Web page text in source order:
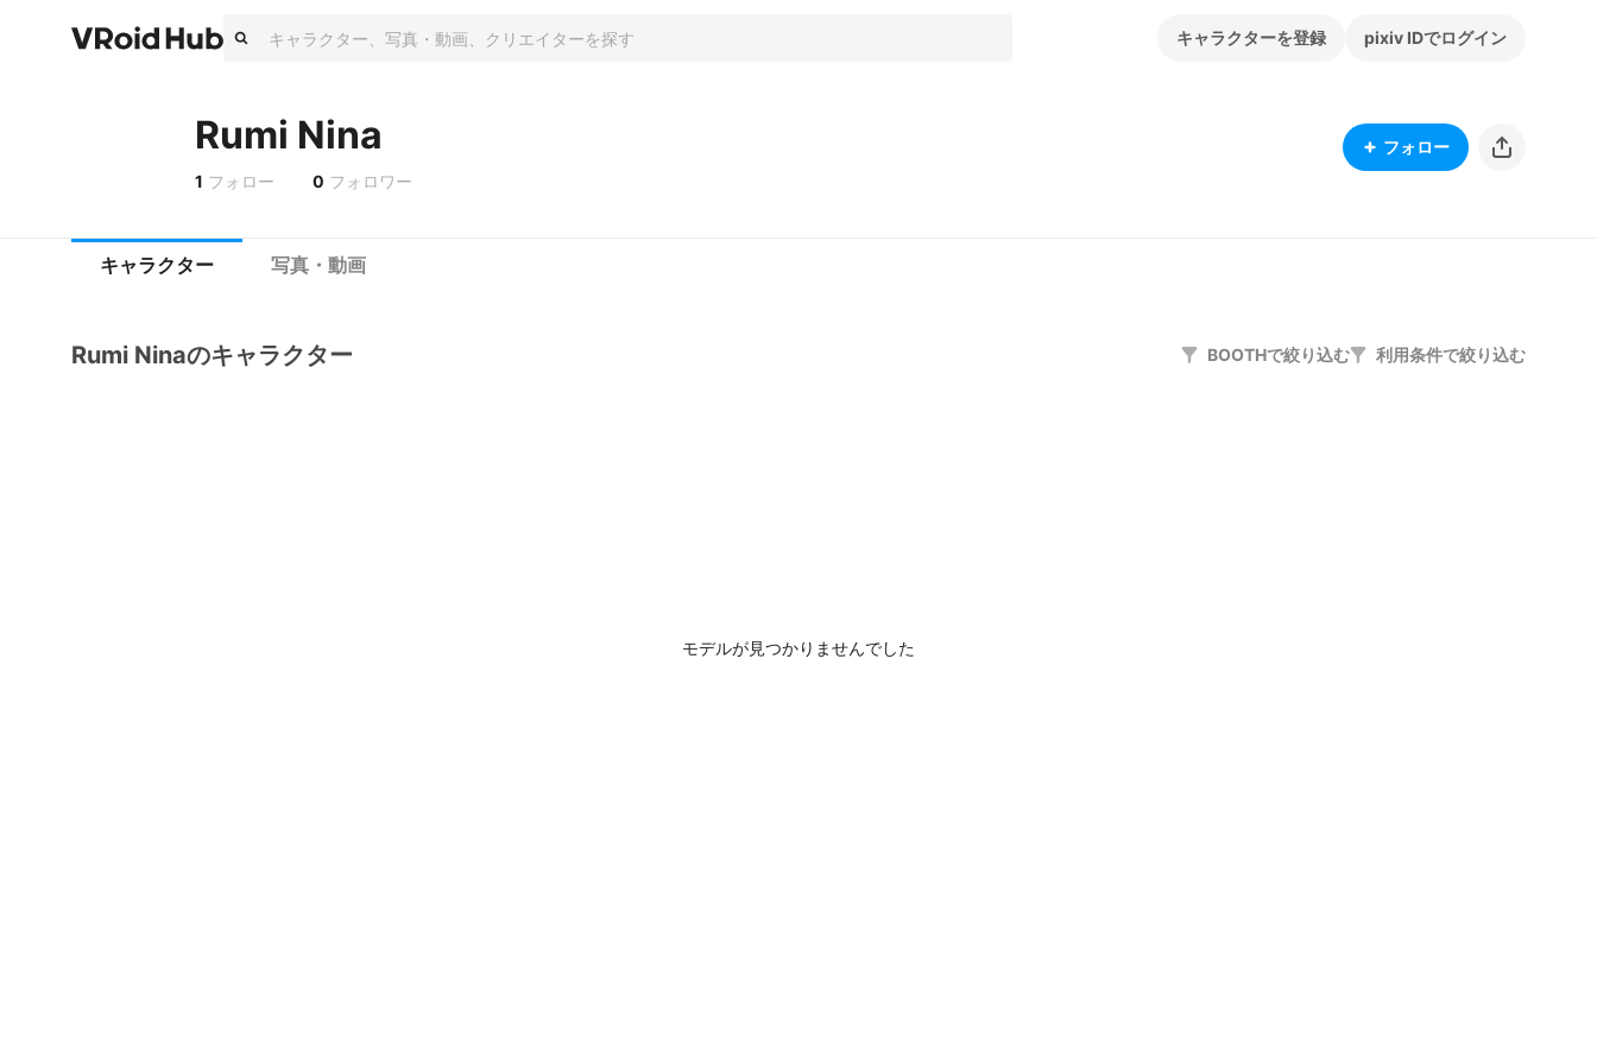
キャラクターを登録 pixiv IDでログイン
Rumi Nina
1 フォロー 0 フォロワー
フォロー
キャラクター 写真・動画
Rumi Ninaのキャラクター BOOTHで絞り込む 利用条件で絞り込む
モデルが見つかりませんでした